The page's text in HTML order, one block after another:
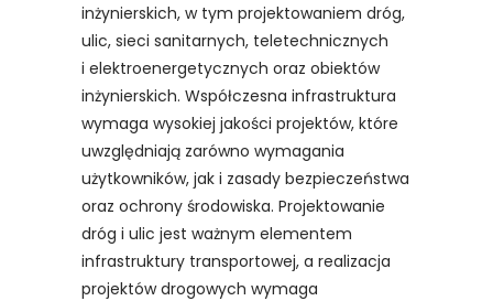
inżynierskich, w tym projektowaniem dróg,
ulic, sieci sanitarnych, teletechnicznych
i elektroenergetycznych oraz obiektów
inżynierskich. Współczesna infrastruktura
wymaga wysokiej jakości projektów, które
uwzględniają zarówno wymagania
użytkowników, jak i zasady bezpieczeństwa
oraz ochrony środowiska. Projektowanie
dróg i ulic jest ważnym elementem
infrastruktury transportowej, a realizacja
projektów drogowych wymaga